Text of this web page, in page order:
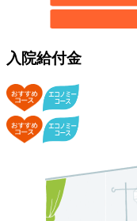
入院給付金